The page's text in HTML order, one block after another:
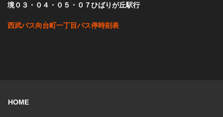
境０３・０４・０５・０７ひばりが丘駅行
西武バス向台町一丁目バス停時刻表
HOME